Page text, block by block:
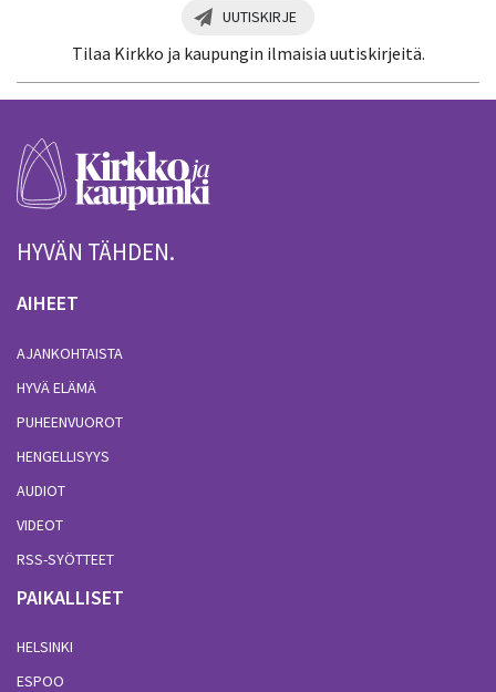
UUTISKIRJE
Tilaa Kirkko ja kaupungin ilmaisia uutiskirjeitä.
HYVÄN TÄHDEN.
AIHEET
AJANKOHTAISTA
HYVÄ ELÄMÄ
PUHEENVUOROT
HENGELLISYYS
AUDIOT
VIDEOT
RSS-SYÖTTEET
PAIKALLISET
HELSINKI
ESPOO